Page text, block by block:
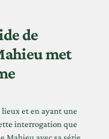
de
met
et en ayant une
interrogation que